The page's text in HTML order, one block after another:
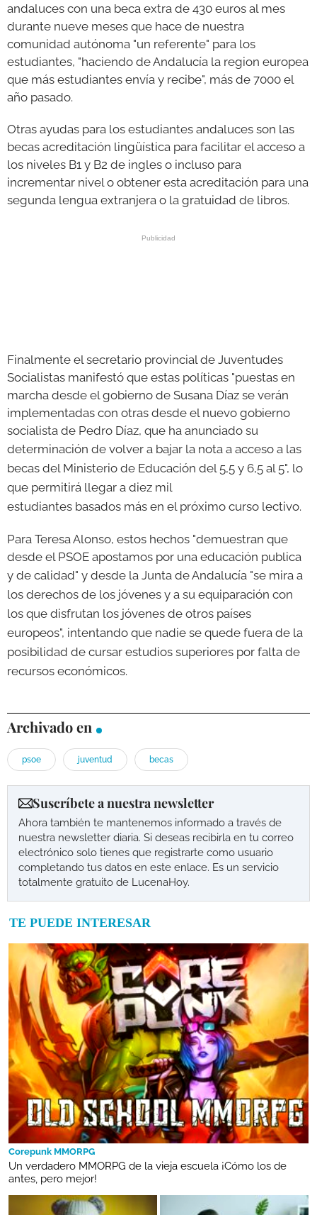
andaluces con una beca extra de 430 euros al mes
durante nueve meses que hace de nuestra
comunidad autónoma "un referente" para los
estudiantes, "haciendo de Andalucía la region europea
que más estudiantes envía y recibe", más de 7000 el
año pasado.
Otras ayudas para los estudiantes andaluces son las
becas acreditación lingüística para facilitar el acceso a
los niveles B1 y B2 de ingles o incluso para
incrementar nivel o obtener esta acreditación para una
segunda lengua extranjera o la gratuidad de libros.
Finalmente el secretario provincial de Juventudes
Socialistas manifestó que estas políticas "puestas en
marcha desde el gobierno de Susana Díaz se verán
implementadas con otras desde el nuevo gobierno
socialista de Pedro Díaz, que ha anunciado su
determinación de volver a bajar la nota a acceso a las
becas del Ministerio de Educación del 5,5 y 6,5 al 5", lo
que permitirá llegar a diez mil
estudiantes basados más en el próximo curso lectivo.
Para Teresa Alonso, estos hechos "demuestran que
desde el PSOE apostamos por una educación publica
y de calidad" y desde la Junta de Andalucía "se mira a
los derechos de los jóvenes y a su equiparación con
los que disfrutan los jóvenes de otros países
europeos", intentando que nadie se quede fuera de la
posibilidad de cursar estudios superiores por falta de
recursos económicos.
Archivado en
psoe juventud becas
Suscríbete a nuestra newsletter
Ahora también te mantenemos informado a través de
nuestra newsletter diaria. Si deseas recibirla en tu correo
electrónico solo tienes que registrarte como usuario
completando tus datos en este enlace. Es un servicio
totalmente gratuito de LucenaHoy.
TE PUEDE INTERESAR
Corepunk MMORPG
Un verdadero MMORPG de la vieja escuela ¡Cómo los de
antes, pero mejor!